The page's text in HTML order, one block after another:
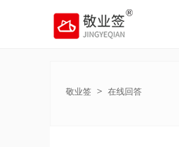
敬业签 > 在线回答